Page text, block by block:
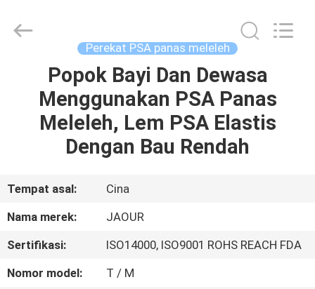
RUMAH
PRODUK
KAMI
PABRIK
Adhesive
Products
Perekat PSA panas meleleh
Popok Bayi Dan Dewasa
Menggunakan PSA Panas
Meleleh, Lem PSA Elastis
Dengan Bau Rendah
Tempat asal:
Cina
Nama merek:
JAOUR
Sertifikasi:
ISO14000, ISO9001 ROHS REACH FDA
Nomor model:
T / M